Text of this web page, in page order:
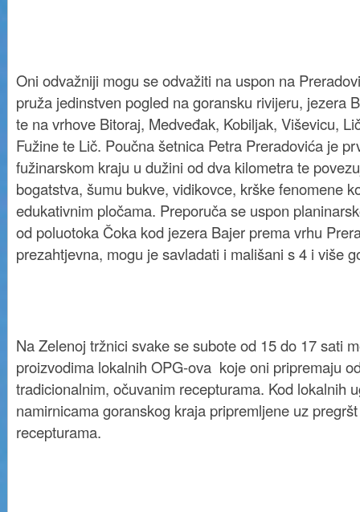
Oni odvažniji mogu se odvažiti na uspon na
pruža jedinstven pogled na goransku rivijeru, jezera
te na vrhove Bitoraj, Medveđak, Kobiljak, Viševicu,
Fužine te Lič. Poučna šetnica Petra Preradovića je
fužinarskom kraju u dužini od dva kilometra te
bogatstva, šumu bukve, vidikovce, krške fenomene
edukativnim pločama. Preporuča se uspon
od poluotoka Čoka kod jezera Bajer prema vrhu
prezahtjevna, mogu je savladati i mališani s 4 i više
Na Zelenoj tržnici svake se subote od 15 do 17 sati
proizvodima lokalnih OPG-ova koje oni pripremaju
tradicionalnim, očuvanim recepturama. Kod lokalnih
namirnicama goranskog kraja pripremljene uz
recepturama.